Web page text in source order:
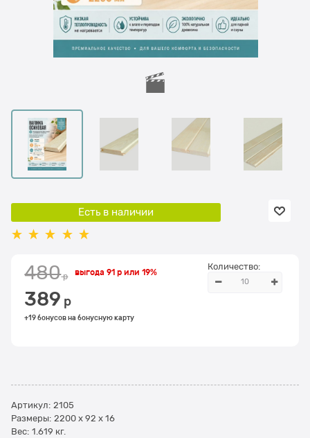
Есть в наличии
480 р
389 р
выгода 91 рили 19%
+19 бонусов на бонусную карту
Количество:
Артикул: 2105
Размеры: 2200 x 92 x 16
Вес: 1.619 кг.